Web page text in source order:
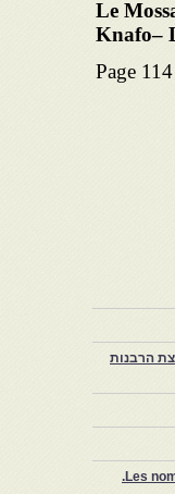
Le
Knafo–
Page 114
הרבנות
Les